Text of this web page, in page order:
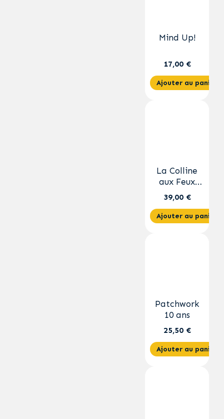
Mind Up!
17,00 €
Ajouter au panier
La Colline
aux Feux
Follets
39,00 €
Ajouter au panier
Patchwork
10 ans
25,50 €
Ajouter au panier